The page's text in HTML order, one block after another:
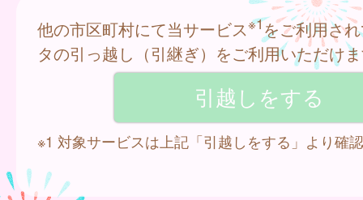
他の市区町村にて当サービス※1をご利用さ
タの引っ越し（引継ぎ）をご利用いただけ
※1 対象サービスは上記「引越しをする」より確